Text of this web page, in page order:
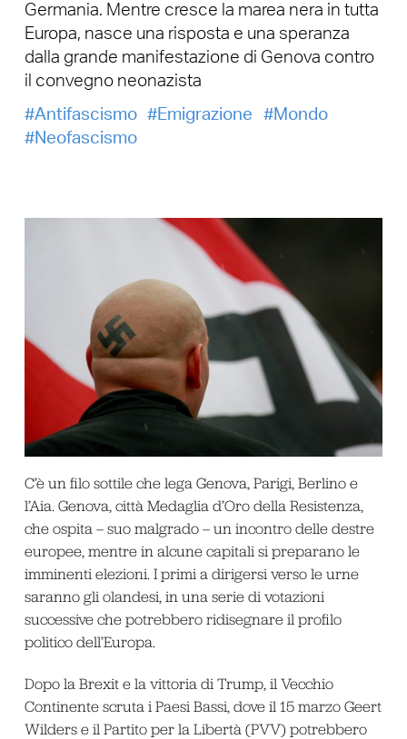
Germania. Mentre cresce la marea nera in tutta
Europa, nasce una risposta e una speranza
dalla grande manifestazione di Genova contro
il convegno neonazista
Antifascismo
Emigrazione
Mondo
Neofascismo
C’è un filo sottile che lega Genova, Parigi, Berlino e
l’Aia. Genova, città Medaglia d’Oro della Resistenza,
che ospita – suo malgrado – un incontro delle destre
europee, mentre in alcune capitali si preparano le
imminenti elezioni. I primi a dirigersi verso le urne
saranno gli olandesi, in una serie di votazioni
successive che potrebbero ridisegnare il profilo
politico dell’Europa.
Dopo la Brexit e la vittoria di Trump, il Vecchio
Continente scruta i Paesi Bassi, dove il 15 marzo Geert
Wilders e il Partito per la Libertà (PVV) potrebbero